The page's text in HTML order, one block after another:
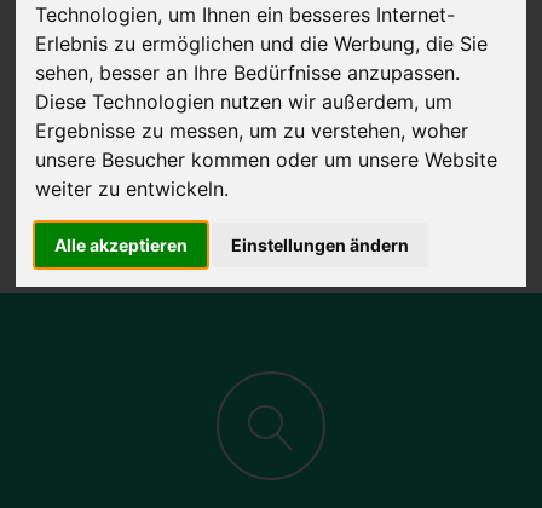
Technologien, um Ihnen ein besseres Internet-
Erlebnis zu ermöglichen und die Werbung, die Sie
sehen, besser an Ihre Bedürfnisse anzupassen.
Diese Technologien nutzen wir außerdem, um
Ergebnisse zu messen, um zu verstehen, woher
unsere Besucher kommen oder um unsere Website
weiter zu entwickeln.
Alle akzeptieren Einstellungen ändern
JETZT KOSTENLOSE BEWERTUNG
Kostenloses Angebotfür den Ankauf Ihres Autos inklusive der
Abholung, auf Wunsch sofort Geld. Ihre Daten werden nicht mit Dritten
Wir garantieren 100% Sicherheit.